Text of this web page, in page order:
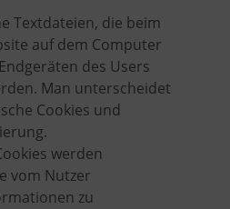
Textdateien, die beim
auf dem Computer
des Users
Man unterscheidet
Cookies und
werden
vom Nutzer
zu